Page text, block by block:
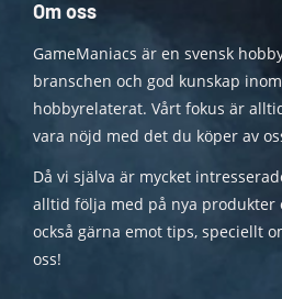
Om oss
GameManiacs är en svensk
branschen och god kunskap
hobbyrelaterat. Vårt fokus är
vara nöjd med det du köper av
Då vi själva är mycket
alltid följa med på nya
också gärna emot tips, speciellt
oss!